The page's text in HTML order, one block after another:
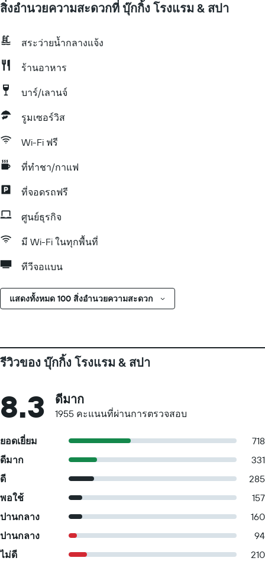
สิ่งอำนวยความสะดวกที่ บุ๊กกิ้ง โรงแรม & สปา
สระว่ายน้ำกลางแจ้ง
ร้านอาหาร
บาร์/เลานจ์
รูมเซอร์วิส
Wi-Fi ฟรี
ที่ทำชา/กาแฟ
ที่จอดรถฟรี
ศูนย์ธุรกิจ
มี Wi-Fi ในทุกพื้นที่
ทีวีจอแบน
แสดงทั้งหมด 100 สิ่งอำนวยความสะดวก
รีวิวของ บุ๊กกิ้ง โรงแรม & สปา
8.3 ดีมาก
1955 คะแนนที่ผ่านการตรวจสอบ
ยอดเยี่ยม
718
ดีมาก
331
ดี
285
พอใช้
157
ปานกลาง
160
ปานกลาง
94
ไม่ดี
210